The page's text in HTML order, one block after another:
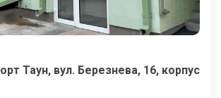
Таун, вул. Березнева, 16, корпус